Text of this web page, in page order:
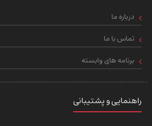
درباره ما
تماس با ما
برنامه های وابسته
راهنمایی و پشتیبانی